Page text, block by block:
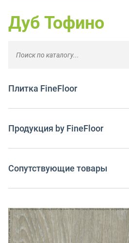
Дуб Тофино
Плитка FineFloor
Продукция by FineFloor
Сопутствующие товары